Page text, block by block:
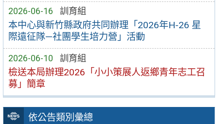
2026-06-16 訓育組
本中心與新竹縣政府共同辦理「2026年H-26 星
際遠征隊—社團學生培力營」活動
2026-06-10 訓育組
檢送本局辦理2026「小小策展人返鄉青年志工召
募」簡章
依公告類別彙總